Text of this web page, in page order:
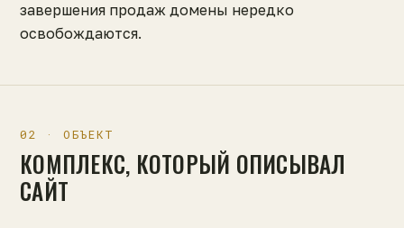
завершения продаж домены нередко
освобождаются.
02 · ОБЪЕКТ
КОМПЛЕКС, КОТОРЫЙ ОПИСЫВАЛ
САЙТ